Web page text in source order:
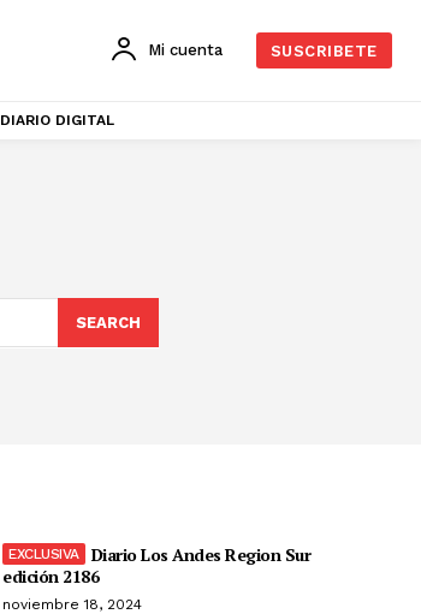
Mi cuenta SUSCRIBETE
DIARIO DIGITAL
SEARCH
Diario Los Andes Region Sur
edición 2186
noviembre 18, 2024